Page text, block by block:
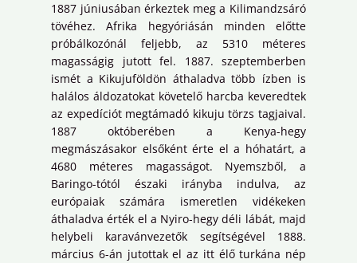
1887 júniusában érkeztek meg a Kilimandzsáró
tövéhez. Afrika hegyóriásán minden előtte
próbálkozónál feljebb, az 5310 méteres
magasságig jutott fel. 1887. szeptemberben
ismét a Kikujuföldön áthaladva több ízben is
halálos áldozatokat követelő harcba keveredtek
az expedíciót megtámadó kikuju törzs tagjaival.
1887 októberében a Kenya-hegy
megmászásakor elsőként érte el a hóhatárt, a
4680 méteres magasságot. Nyemszből, a
Baringo-tótól északi irányba indulva, az
európaiak számára ismeretlen vidékeken
áthaladva érték el a Nyiro-hegy déli lábát, majd
helybeli karavánvezetők segítségével 1888.
március 6-án jutottak el az itt élő turkána nép